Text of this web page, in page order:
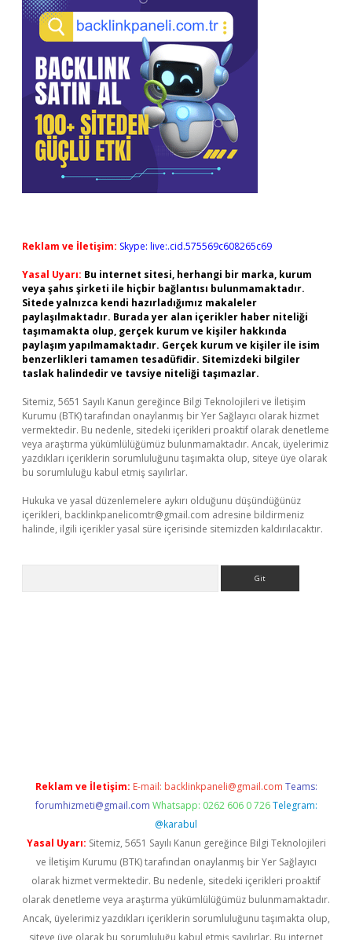
Reklam ve İletişim: Skype: live:.cid.575569c608265c69
Yasal Uyarı: Bu internet sitesi, herhangi bir marka, kurum
veya şahıs şirketi ile hiçbir bağlantısı bulunmamaktadır.
Sitede yalnızca kendi hazırladığımız makaleler
paylaşılmaktadır. Burada yer alan içerikler haber niteliği
taşımamakta olup, gerçek kurum ve kişiler hakkında
paylaşım yapılmamaktadır. Gerçek kurum ve kişiler ile isim
benzerlikleri tamamen tesadüfidir. Sitemizdeki bilgiler
taslak halindedir ve tavsiye niteliği taşımazlar.
Sitemiz, 5651 Sayılı Kanun gereğince Bilgi Teknolojileri ve İletişim
Kurumu (BTK) tarafından onaylanmış bir Yer Sağlayıcı olarak hizmet
vermektedir. Bu nedenle, sitedeki içerikleri proaktif olarak denetleme
veya araştırma yükümlülüğümüz bulunmamaktadır. Ancak, üyelerimiz
yazdıkları içeriklerin sorumluluğunu taşımakta olup, siteye üye olarak
bu sorumluluğu kabul etmiş sayılırlar.
Hukuka ve yasal düzenlemelere aykırı olduğunu düşündüğünüz
içerikleri, backlinkpanelicomtr@gmail.com adresine bildirmeniz
halinde, ilgili içerikler yasal süre içerisinde sitemizden kaldırılacaktır.
Reklam ve İletişim: E-mail: backlinkpaneli@gmail.com Teams:
forumhizmeti@gmail.com Whatsapp: 0262 606 0 726 Telegram:
@karabul
Yasal Uyarı: Sitemiz, 5651 Sayılı Kanun gereğince Bilgi Teknolojileri
ve İletişim Kurumu (BTK) tarafından onaylanmış bir Yer Sağlayıcı
olarak hizmet vermektedir. Bu nedenle, sitedeki içerikleri proaktif
olarak denetleme veya araştırma yükümlülüğümüz bulunmamaktadır.
Ancak, üyelerimiz yazdıkları içeriklerin sorumluluğunu taşımakta olup,
siteye üye olarak bu sorumluluğu kabul etmiş sayılırlar. Bu internet